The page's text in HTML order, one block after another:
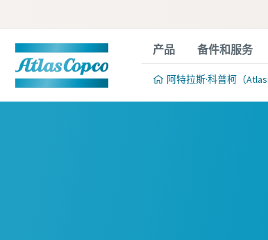
产品 备件和服务
阿特拉斯·科普柯（